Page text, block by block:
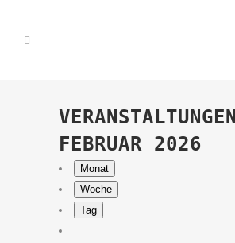
FEBRUAR 2026
Monat
Woche
Tag